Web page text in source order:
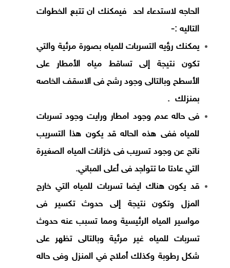
الحاجه لاستدعاء احد فيمكنك ان تتبع الخطوات
التاليه :-
يمكنك رؤيه التسربات للمياه بصورة مرئية والتي
تكون نتيجة إلى تساقط مياه الأمطار على
الأسطح وبالتالى وجود رشح فى الاسقف الخاصه
بمنزلك .
فى حاله عدم وجود امطار ورايت وجود تسربات
للمياه ففى هذه الحاله قد يكون هذا التسريب
ناتج عن وجود تسريب فى خزانات المياه الصغيرة
التي عادتا ما تتواجد فى أعلى المباني.
قد يكون هناك ايضا تسربات للمياه التي خارج
المزل وتكون نتيجة إلى حدوث تكسير فى
مواسير المياه الرئيسية ومما تسبب عنه حدوث
تسربات للمياه غير مرئية وبالتالى تظهر على
شكل رطوبة وكذلك أملاح في المنزل وفى حاله